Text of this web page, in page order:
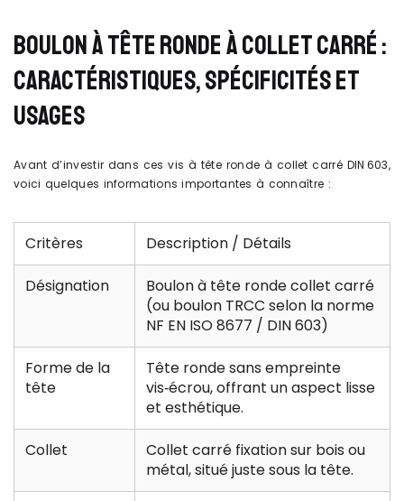
BOULON À TÊTE RONDE À COLLET CARRÉ :
CARACTÉRISTIQUES, SPÉCIFICITÉS ET
USAGES
Avant d’investir dans ces vis à tête ronde à collet carré DIN 603,
voici quelques informations importantes à connaître :
Critères Description / Détails
Désignation
Boulon à tête ronde collet carré
(ou boulon TRCC selon la norme
NF EN ISO 8677 / DIN 603)
Forme de la
tête
Tête ronde sans empreinte
vis‑écrou, offrant un aspect lisse
et esthétique.
Collet
Collet carré fixation sur bois ou
métal, situé juste sous la tête.